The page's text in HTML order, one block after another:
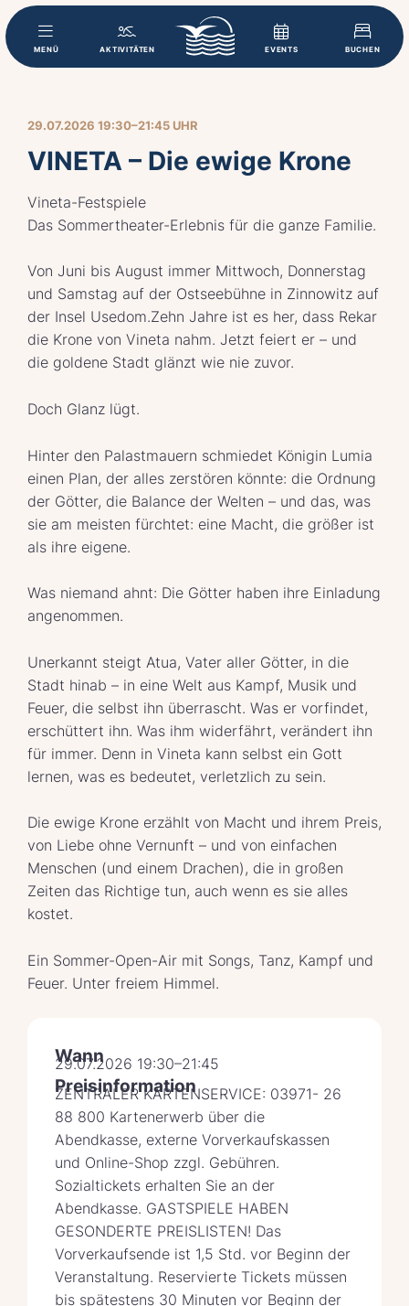
MENÜ AKTIVITÄTEN EVENTS BUCHEN
29.07.2026 19:30–21:45 UHR
VINETA – Die ewige Krone
Vineta-Festspiele
Das Sommertheater-Erlebnis für die ganze Familie.
Von Juni bis August immer Mittwoch, Donnerstag
und Samstag auf der Ostseebühne in Zinnowitz auf
der Insel Usedom.Zehn Jahre ist es her, dass Rekar
die Krone von Vineta nahm. Jetzt feiert er – und
die goldene Stadt glänzt wie nie zuvor.
Doch Glanz lügt.
Hinter den Palastmauern schmiedet Königin Lumia
einen Plan, der alles zerstören könnte: die Ordnung
der Götter, die Balance der Welten – und das, was
sie am meisten fürchtet: eine Macht, die größer ist
als ihre eigene.
Was niemand ahnt: Die Götter haben ihre Einladung
angenommen.
Unerkannt steigt Atua, Vater aller Götter, in die
Stadt hinab – in eine Welt aus Kampf, Musik und
Feuer, die selbst ihn überrascht. Was er vorfindet,
erschüttert ihn. Was ihm widerfährt, verändert ihn
für immer. Denn in Vineta kann selbst ein Gott
lernen, was es bedeutet, verletzlich zu sein.
Die ewige Krone erzählt von Macht und ihrem Preis,
von Liebe ohne Vernunft – und von einfachen
Menschen (und einem Drachen), die in großen
Zeiten das Richtige tun, auch wenn es sie alles
kostet.
Ein Sommer-Open-Air mit Songs, Tanz, Kampf und
Feuer. Unter freiem Himmel.
Wann
29.07.2026 19:30–21:45
Preisinformation
ZENTRALER KARTENSERVICE: 03971- 26
88 800 Kartenerwerb über die
Abendkasse, externe Vorverkaufskassen
und Online-Shop zzgl. Gebühren.
Sozialtickets erhalten Sie an der
Abendkasse. GASTSPIELE HABEN
GESONDERTE PREISLISTEN! Das
Vorverkaufsende ist 1,5 Std. vor Beginn der
Veranstaltung. Reservierte Tickets müssen
bis spätestens 30 Minuten vor Beginn der